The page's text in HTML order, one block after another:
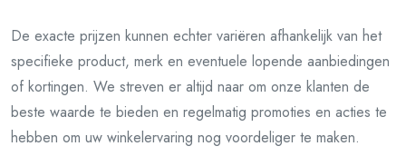
De exacte prijzen kunnen echter variëren afhankelijk van het
specifieke product, merk en eventuele lopende aanbiedingen
of kortingen. We streven er altijd naar om onze klanten de
beste waarde te bieden en regelmatig promoties en acties te
hebben om uw winkelervaring nog voordeliger te maken.